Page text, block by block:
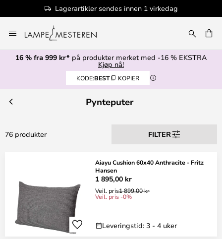
Lagerartikler sendes innen 1 virkedag
til
innhold
16 % fra 999 kr* på produkter merket med -16 % EKSTRA
Kjøp nå!
KODE:BEST KOPIER
Pynteputer
76 produkter FILTER
Aiayu Cushion 60x40 Anthracite - Fritz
Hansen
1 895,00 kr
Veil. pris1 899,00 kr
Veil. pris -0%
Leveringstid: 3 - 4 uker